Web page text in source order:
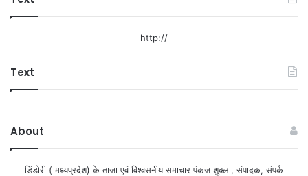
http://
Text
About
डिंडोरी ( मध्यप्रदेश) के ताजा एवं विश्वसनीय समाचार पंकज शुक्ला, संपादक, संपर्क